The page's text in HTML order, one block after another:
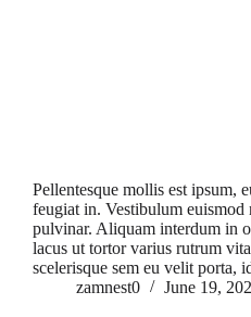
Pellentesque mollis est ipsum,
feugiat in. Vestibulum euismod
pulvinar. Aliquam interdum in
lacus ut tortor varius rutrum
scelerisque sem eu velit
zamnest0
June 19,